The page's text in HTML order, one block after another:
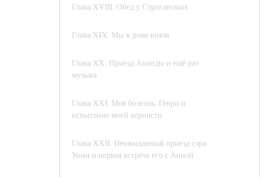
Глава XVIII. Обед у Строгановых
Глава XIX. Мы в доме князя
Глава XX. Приезд Ананды и ещё раз
музыка
Глава XXI. Моя болезнь. Генри и
испытание моей верности
Глава XXII. Неожиданный приезд сэра
Уоми и первая встреча его с Анной